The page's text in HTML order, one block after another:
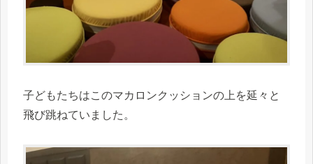
子どもたちはこのマカロンクッションの上を延々と
飛び跳ねていました。